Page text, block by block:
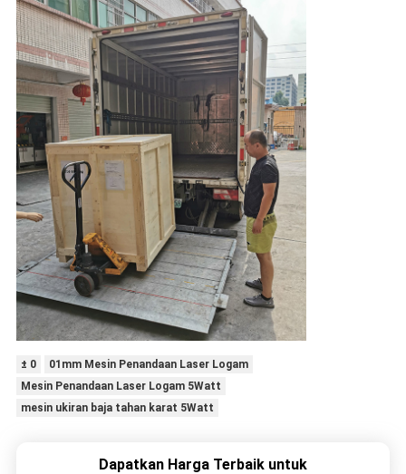
± 0
01mm Mesin Penandaan Laser Logam
Mesin Penandaan Laser Logam 5Watt
mesin ukiran baja tahan karat 5Watt
Dapatkan Harga Terbaik untuk